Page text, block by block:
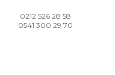
0212 526 28 58
0541 300 29 70